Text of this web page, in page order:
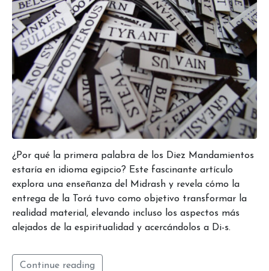
¿Por qué la primera palabra de los Diez Mandamientos
estaría en idioma egipcio? Este fascinante artículo
explora una enseñanza del Midrash y revela cómo la
entrega de la Torá tuvo como objetivo transformar la
realidad material, elevando incluso los aspectos más
alejados de la espiritualidad y acercándolos a Di-s.
Continue reading